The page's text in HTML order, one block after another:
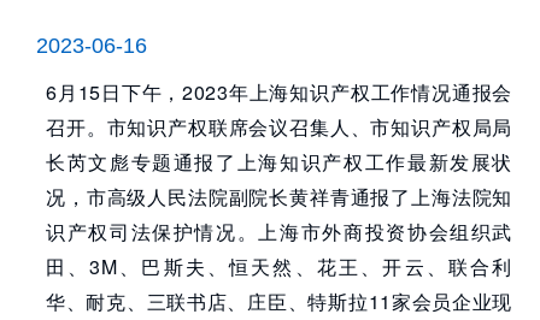
2023-06-16
6月15日下午，2023年上海知识产权工作情况通报会
召开。市知识产权联席会议召集人、市知识产权局局
长芮文彪专题通报了上海知识产权工作最新发展状
况，市高级人民法院副院长黄祥青通报了上海法院知
识产权司法保护情况。上海市外商投资协会组织武
田、3M、巴斯夫、恒天然、花王、开云、联合利
华、耐克、三联书店、庄臣、特斯拉11家会员企业现